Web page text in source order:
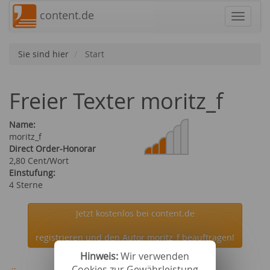
Hinweis:Wir verwenden
content.de
Sie sind hier Start
Freier Texter moritz_f
Name:
moritz_f
Direct Order-Honorar
2,80 Cent/Wort
Einstufung:
4 Sterne
Jetzt kostenlos bei content.de
registrieren und den Autor moritz_f beauftragen!